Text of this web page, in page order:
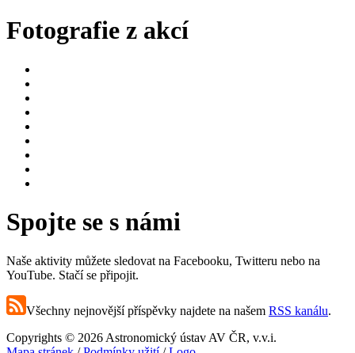
Fotografie z akcí
Spojte se s námi
Naše aktivity můžete sledovat na Facebooku, Twitteru nebo na
YouTube. Stačí se připojit.
Všechny nejnovější příspěvky najdete na našem RSS kanálu.
Copyrights © 2026 Astronomický ústav AV ČR, v.v.i.